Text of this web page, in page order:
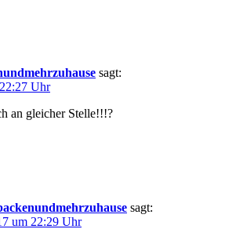
sagt:
Uhr
an gleicher Stelle!!!?
sagt:
um 22:29 Uhr